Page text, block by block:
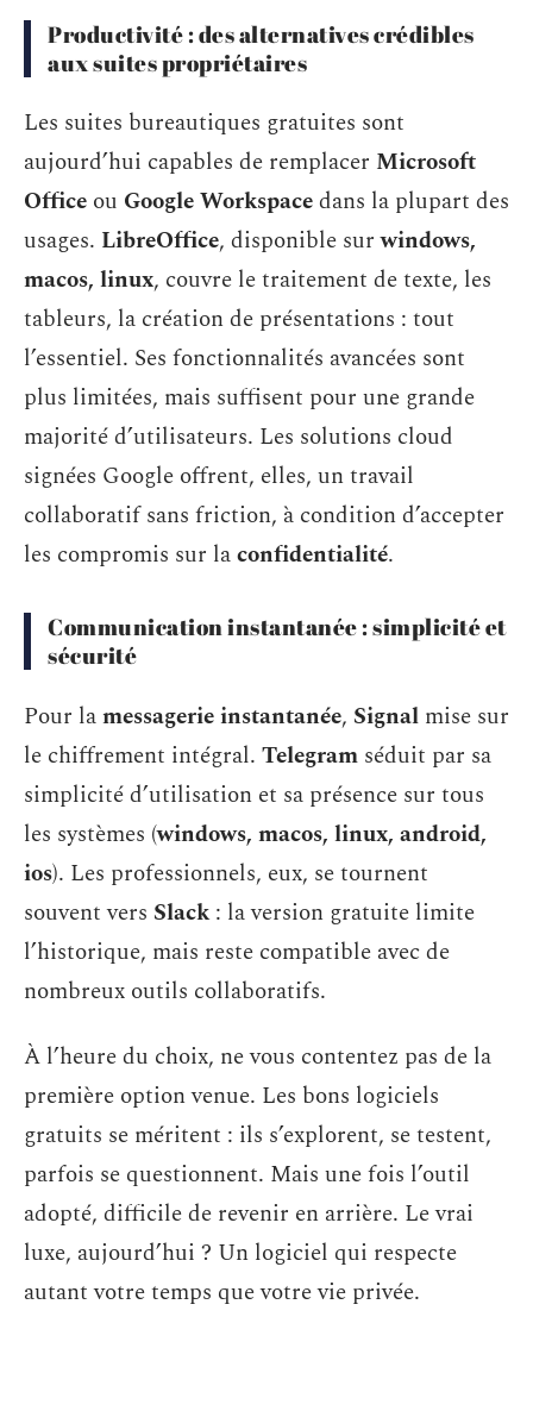
Productivité : des alternatives crédibles
aux suites propriétaires
Les suites bureautiques gratuites sont
aujourd’hui capables de remplacer Microsoft
Office ou Google Workspacedans la plupart des
usages. LibreOffice, disponible surwindows,
macos, linux, couvre le traitement de texte, les
tableurs, la création de présentations : tout
l’essentiel. Ses fonctionnalités avancées sont
plus limitées, mais suffisent pour une grande
majorité d’utilisateurs. Les solutions cloud
signées Google offrent, elles, un travail
collaboratif sans friction, à condition d’accepter
les compromis sur laconfidentialité.
Communication instantanée : simplicité et
sécurité
Pour lamessagerie instantanée, Signal mise sur
le chiffrement intégral. Telegram séduit par sa
simplicité d’utilisation et sa présence sur tous
les systèmes (windows, macos, linux, android,
ios). Les professionnels, eux, se tournent
souvent vers Slack: la version gratuite limite
l’historique, mais reste compatible avec de
nombreux outils collaboratifs.
À l’heure du choix, ne vous contentez pas de la
première option venue. Les bons logiciels
gratuits se méritent : ils s’explorent, se testent,
parfois se questionnent. Mais une fois l’outil
adopté, difficile de revenir en arrière. Le vrai
luxe, aujourd’hui ? Un logiciel qui respecte
autant votre temps que votre vie privée.